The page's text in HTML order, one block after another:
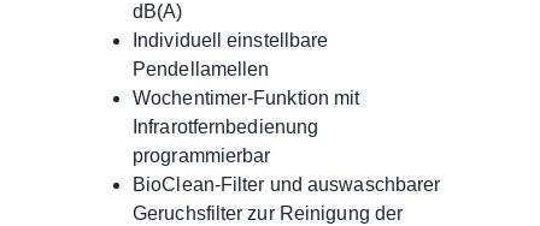
dB(A)
Individuell einstellbare
Pendellamellen
Wochentimer-Funktion mit
Infrarotfernbedienung
programmierbar
BioClean-Filter und auswaschbarer
Geruchsfilter zur Reinigung der